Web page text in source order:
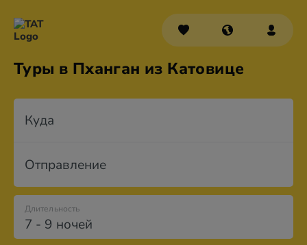
Туры в Пханган из Катовице
Куда
Отправление
7 - 9 ночей
Длительность